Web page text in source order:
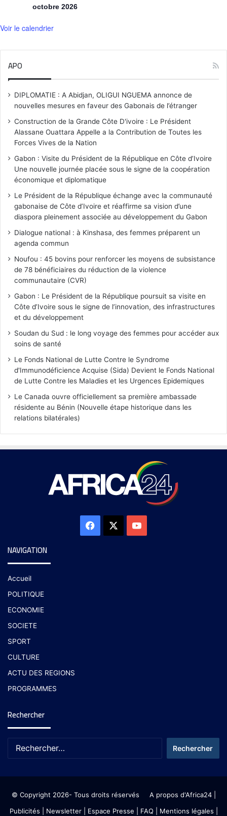
octobre 2026
Voir le calendrier
APO
DIPLOMATIE : A Abidjan, OLIGUI NGUEMA annonce de
nouvelles mesures en faveur des Gabonais de l’étranger
Construction de la Grande Côte D'ivoire : Le Président
Alassane Ouattara Appelle a la Contribution de Toutes les
Forces Vives de la Nation
Gabon : Visite du Président de la République en Côte d’Ivoire
Une nouvelle journée placée sous le signe de la coopération
économique et diplomatique
Le Président de la République échange avec la communauté
gabonaise de Côte d’Ivoire et réaffirme sa vision d’une
diaspora pleinement associée au développement du Gabon
Dialogue national : à Kinshasa, des femmes préparent un
agenda commun
Noufou : 45 bovins pour renforcer les moyens de subsistance
de 78 bénéficiaires du réduction de la violence
communautaire (CVR)
Gabon : Le Président de la République poursuit sa visite en
Côte d’Ivoire sous le signe de l’innovation, des infrastructures
et du développement
Soudan du Sud : le long voyage des femmes pour accéder aux
soins de santé
Le Fonds National de Lutte Contre le Syndrome
d'Immunodéficience Acquise (Sida) Devient le Fonds National
de Lutte Contre les Maladies et les Urgences Epidemiques
Le Canada ouvre officiellement sa première ambassade
résidente au Bénin (Nouvelle étape historique dans les
relations bilatérales)
NAVIGATION
Accueil
POLITIQUE
ECONOMIE
SOCIETE
SPORT
CULTURE
ACTU DES REGIONS
PROGRAMMES
Rechercher
© Copyright 2026- Tous droits réservés A propos d'Africa24|
Publicités
Newsletter| Espace Presse | FAQ | Mentions légales